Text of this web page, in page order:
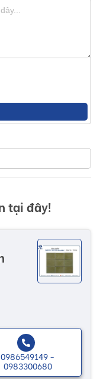
hội nhiều sự lựa chọn
và ấn tượng.
tại đây!
0986549149 -
0983300680